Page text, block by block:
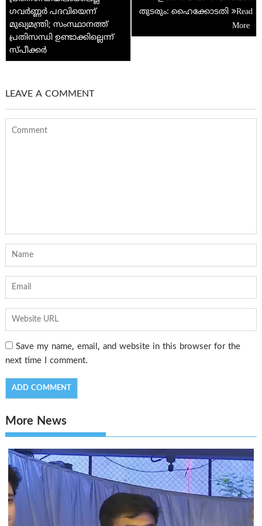
p
ഗവര്‍ണ്ണര്‍ പദവിയെന്ന്
മുഖ്യമന്ത്രി; സംസ്ഥാനത്ത്
പ്രതിസന്ധി ഉണ്ടാക്കില്ലെന്ന്
സ്പീക്കര്‍
തുടരും: ഹൈക്കോടതി
LEAVE A COMMENT
Save my name, email, and website in this browser for the
next time I comment.
More News